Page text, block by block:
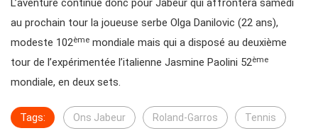
L’aventure continue donc pour Jabeur qui affrontera samedi
au prochain tour la joueuse serbe Olga Danilovic (22 ans),
modeste 102ème mondiale mais qui a disposé au deuxième
tour de l’expérimentée l’italienne Jasmine Paolini 52ème
mondiale, en deux sets.
Tags: Ons Jabeur Roland-Garros Tennis